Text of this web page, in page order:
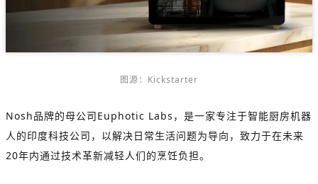
图源：Kickstarter
Nosh品牌的母公司Euphotic Labs，是一家专注于智能厨房机器
人的印度科技公司，以解决日常生活问题为导向，致力于在未来
20年内通过技术革新减轻人们的烹饪负担。